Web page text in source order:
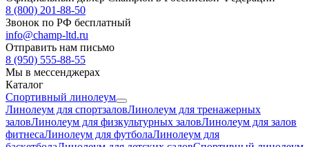
8 (800) 201-88-50
Звонок по РФ бесплатный
info@champ-ltd.ru
Отправить нам письмо
8 (950) 555-88-55
Мы в мессенджерах
Каталог
Спортивный линолеум
Линолеум для спортзаловЛинолеум для тренажерных
заловЛинолеум для физкультурных заловЛинолеум для залов
фитнесаЛинолеум для футболаЛинолеум для